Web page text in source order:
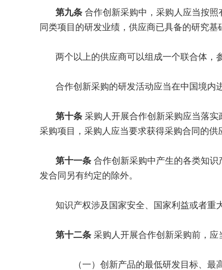
第九条 合作创新采购中，采购人应当按
同类项目的研发业绩，供应商已具备的研究基
两个以上的供应商可以组成一个联合体，
合作创新采购的研发活动应当在中国境内
第十条 采购人开展合作创新采购应当落
采购项目，采购人应当要求获得采购合同的
第十一条 合作创新采购中产生的各类知
发合同另有约定的除外。
知识产权涉及国家安全、国家利益或者重
第十二条 采购人开展合作创新采购前，
（一）创新产品的最低研发目标、最